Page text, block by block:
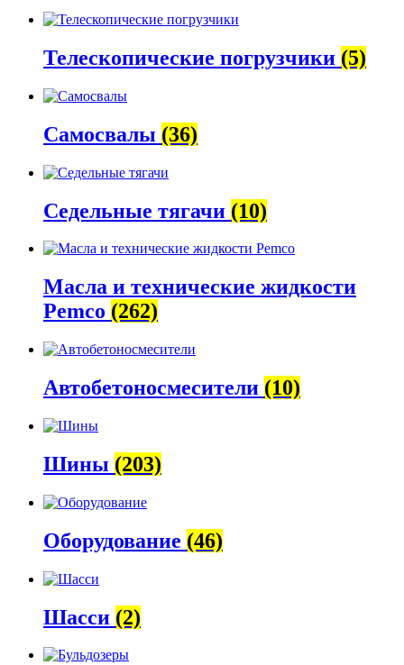
Телескопические погрузчики (5)
Самосвалы (36)
Седельные тягачи (10)
Масла и технические жидкости
Pemco (262)
Автобетоно­смесители (10)
Шины (203)
Оборудование (46)
Шасси (2)